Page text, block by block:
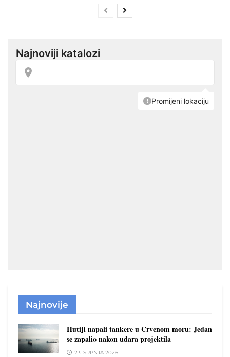
Najnovije
Hutiji napali tankere u Crvenom moru: Jedan
se zapalio nakon udara projektila
23. SRPNJA 2026.